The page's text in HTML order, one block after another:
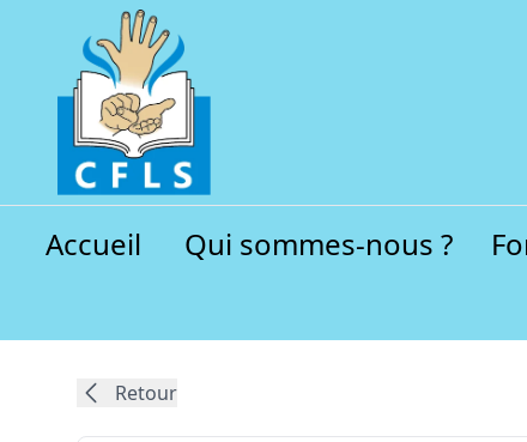
Accueil Qui sommes-nous ?
Retour